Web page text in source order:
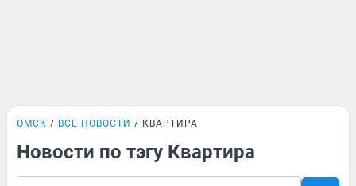
ОМСК ВСЕ НОВОСТИ КВАРТИРА
Новости по тэгу Квартира